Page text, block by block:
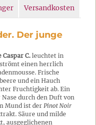
Versandkosten
Der junge
C. leuchtet in
einen herrlich
Frische
und ein Hauch
Fruchtigkeit ab. Ein
durch den Duft von
Mund ist der Pinot Noir
Säure und milde
ausgeglichenen